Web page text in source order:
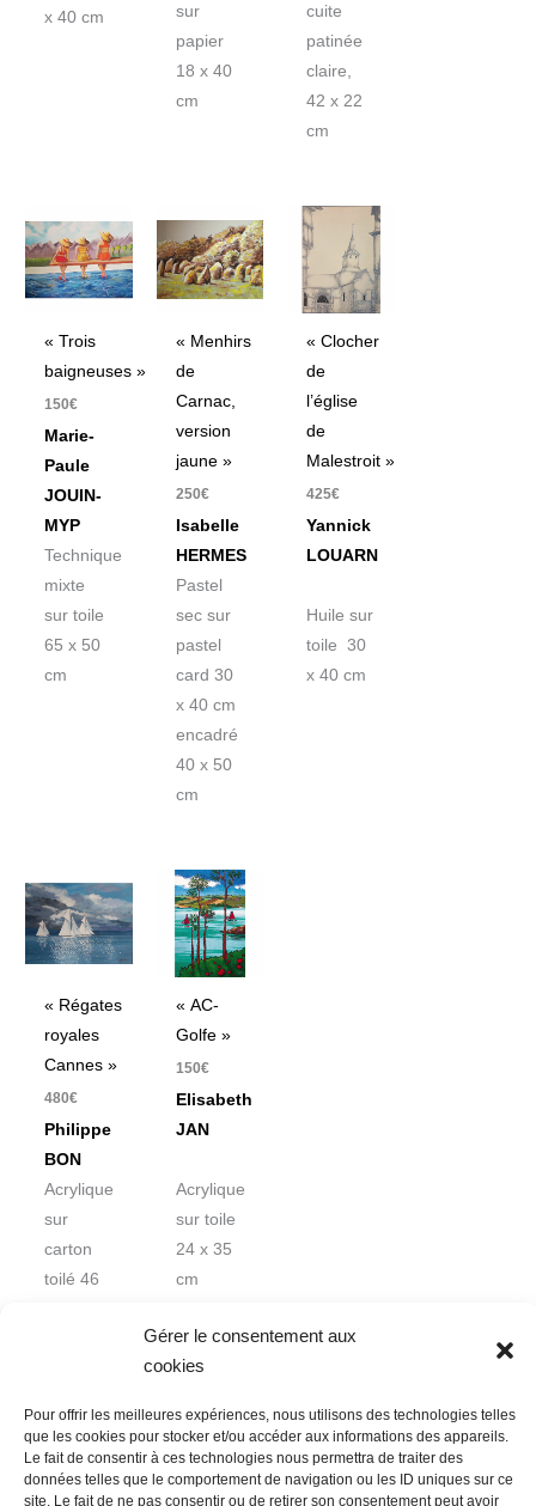
Gérer le consentement aux
cookies
Pour offrir les meilleures expériences, nous utilisons des technologies telles
que les cookies pour stocker et/ou accéder aux informations des appareils.
Le fait de consentir à ces technologies nous permettra de traiter des
données telles que le comportement de navigation ou les ID uniques sur ce
site. Le fait de ne pas consentir ou de retirer son consentement peut avoir
x 40 cm
sur
papier
18 x 40
cm
cuite
patinée
claire,
42 x 22
cm
« Trois
baigneuses »
150€
Marie-
Paule
JOUIN-
MYP
Technique
mixte
sur toile
65 x 50
cm
« Menhirs
de
Carnac,
version
jaune »
250€
Isabelle
HERMES
Pastel
sec sur
pastel
card 30
x 40 cm
encadré
40 x 50
cm
« Clocher
de
l’église
de
Malestroit »
425€
Yannick
LOUARN
Huile sur
toile 30
x 40 cm
« Régates
royales
Cannes »
480€
Philippe
BON
Acrylique
sur
carton
toilé 46
« AC-
Golfe »
150€
Elisabeth
JAN
Acrylique
sur toile
24 x 35
cm
Nous contacter Conditions Générales de Ventes